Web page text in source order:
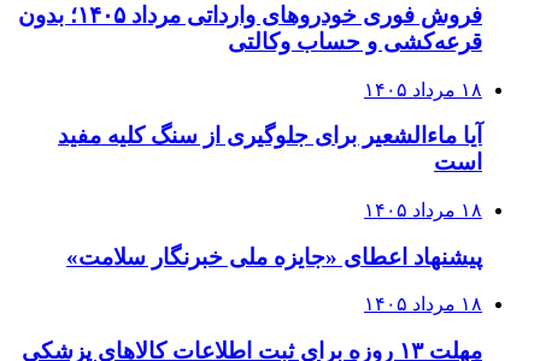
فروش فوری خودروهای وارداتی مرداد ۱۴۰۵؛ بدون
قرعه‌کشی و حساب وکالتی
۱۸ مرداد ۱۴۰۵
آیا ماءالشعیر برای جلوگیری از سنگ کلیه مفید
است
۱۸ مرداد ۱۴۰۵
پیشنهاد اعطای «جایزه ملی خبرنگار سلامت»
۱۸ مرداد ۱۴۰۵
مهلت ۱۳ روزه برای ثبت اطلاعات کالاهای پزشکی